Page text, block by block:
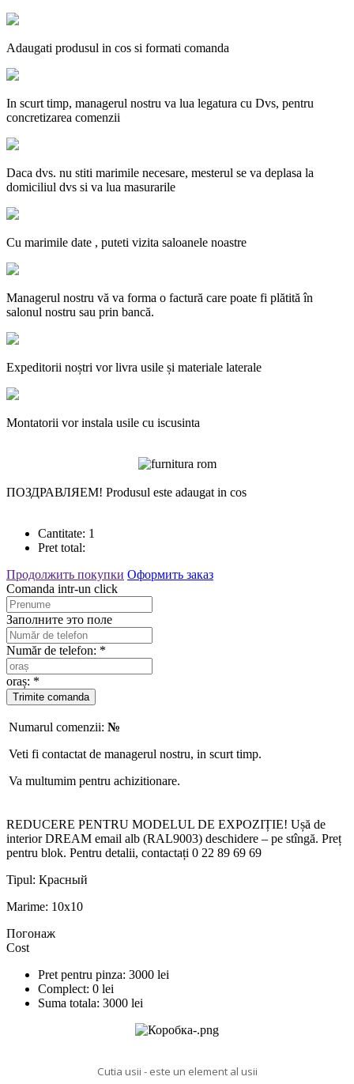
Adaugati produsul in cos si formati comanda
In scurt timp, managerul nostru va lua legatura cu Dvs, pentru
concretizarea comenzii
Daca dvs. nu stiti marimile necesare, mesterul se va deplasa la
domiciliul dvs si va lua masurarile
Cu marimile date , puteti vizita saloanele noastre
Managerul nostru vă va forma o factură care poate fi plătită în
salonul nostru sau prin bancă.
Expeditorii noștri vor livra usile și materiale laterale
Montatorii vor instala usile cu iscusinta
ПОЗДРАВЛЯЕМ! Produsul este adaugat in cos
Cantitate: 1
Pret total:
Продолжить покупки Оформить заказ
Comanda intr-un click
Заполните это поле
Număr de telefon: *
oraș: *
Numarul comenzii: №
Veti fi contactat de managerul nostru, in scurt timp.
Va multumim pentru achizitionare.
REDUCERE PENTRU MODELUL DE EXPOZIȚIE! Ușă de
interior DREAM email alb (RAL9003) deschidere – pe stîngă. Preț
pentru blok. Pentru detalii, contactați 0 22 89 69 69
Tipul: Красный
Marime: 10x10
Погонаж
Cost
Pret pentru pinza: 3000 lei
Complect: 0 lei
Suma totala: 3000 lei
Cutia usii - este un element al usii